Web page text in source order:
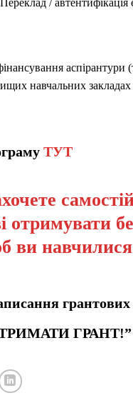
навчальних закладах
ТУТ
отримувати
ви
грантових
ГРАНТ!”